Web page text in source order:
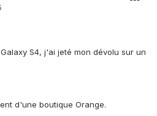
S4, j'ai jeté mon dévolu sur un
d'une boutique Orange.